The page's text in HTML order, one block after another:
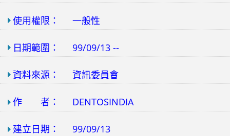
使用權限： 一般性
日期範圍： 99/09/13 --
資料來源： 資訊委員會
作 者： DENTOSINDIA
建立日期： 99/09/13